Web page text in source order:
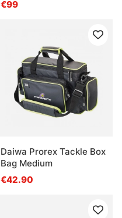
€99
Daiwa Prorex Tackle Box
Bag Medium
€42.90